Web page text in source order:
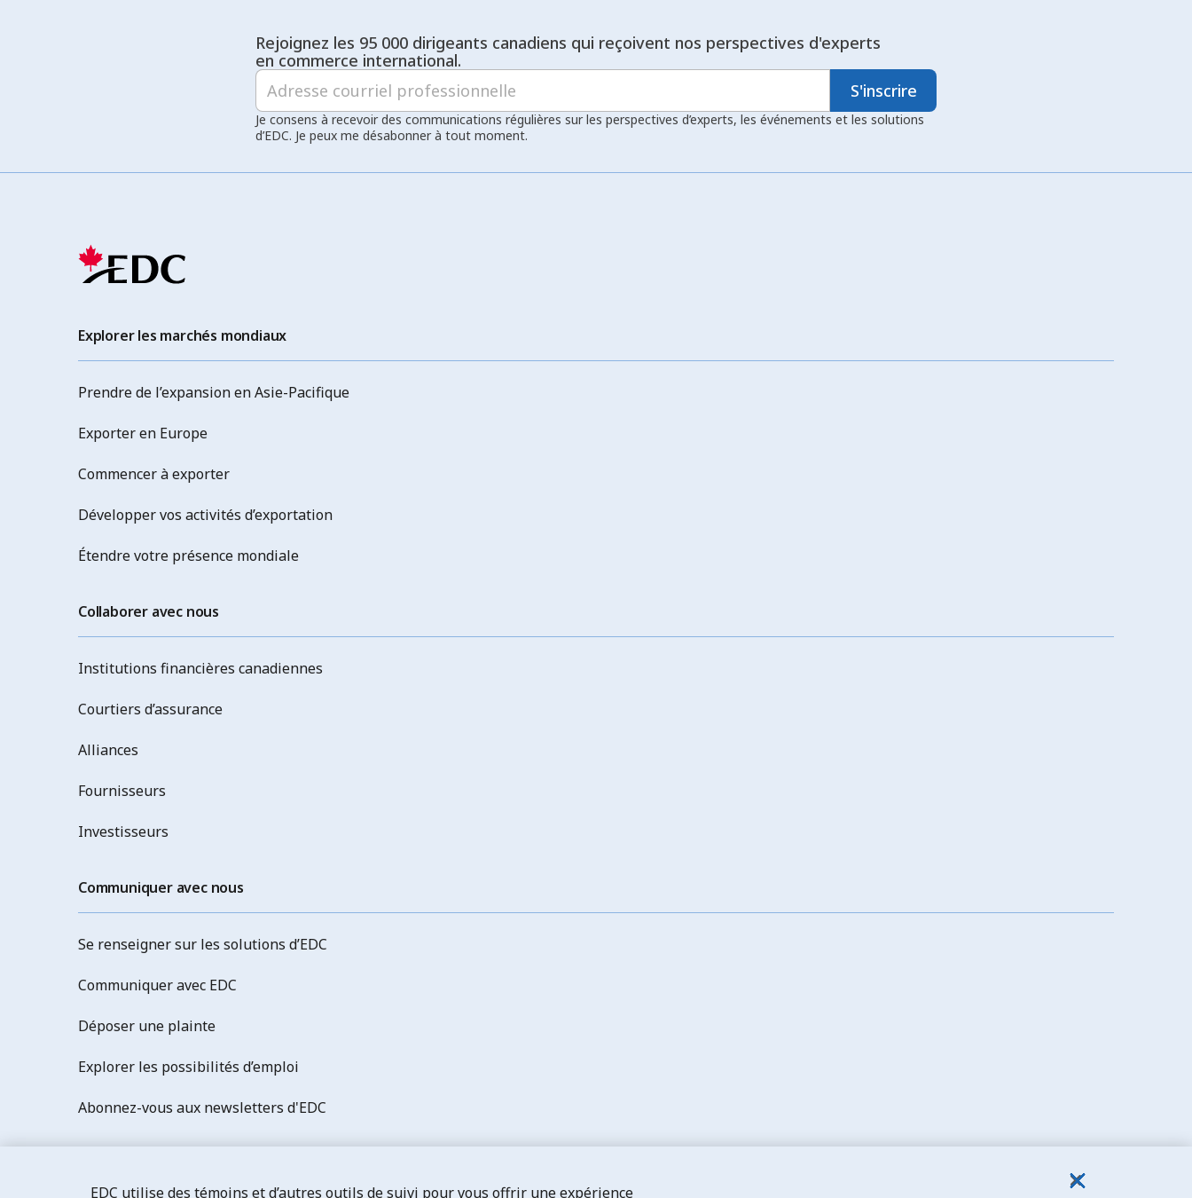
Rejoignez les 95 000 dirigeants canadiens qui reçoivent nos perspectives d'experts
en commerce international.
S'inscrire
Je consens à recevoir des communications régulières sur les perspectives d’experts, les événements et les solutions
d’EDC. Je peux me désabonner à tout moment.
Explorer les marchés mondiaux
Prendre de l’expansion en Asie-Pacifique
Exporter en Europe
Commencer à exporter
Développer vos activités d’exportation
Étendre votre présence mondiale
Collaborer avec nous
Institutions financières canadiennes
Courtiers d’assurance
Alliances
Fournisseurs
Investisseurs
Communiquer avec nous
Se renseigner sur les solutions d’EDC
Communiquer avec EDC
Déposer une plainte
Explorer les possibilités d’emploi
Abonnez-vous aux newsletters d'EDC
EDC utilise des témoins et d’autres outils de suivi pour vous offrir une expérience